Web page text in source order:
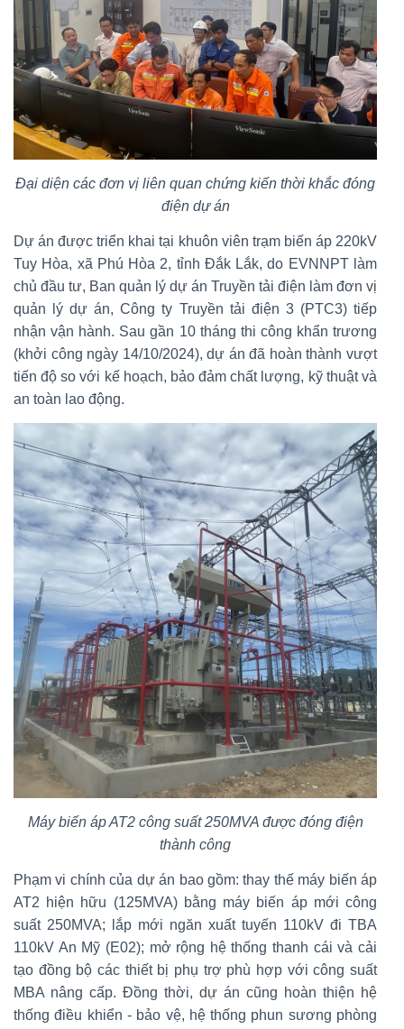
Đại diện các đơn vị liên quan chứng kiến thời khắc đóng
điện dự án
Dự án được triển khai tại khuôn viên trạm biến áp 220kV
Tuy Hòa, xã Phú Hòa 2, tỉnh Đắk Lắk, do EVNNPT làm
chủ đầu tư, Ban quản lý dự án Truyền tải điện làm đơn vị
quản lý dự án, Công ty Truyền tải điện 3 (PTC3) tiếp
nhận vận hành. Sau gần 10 tháng thi công khẩn trương
(khởi công ngày 14/10/2024), dự án đã hoàn thành vượt
tiến độ so với kế hoạch, bảo đảm chất lượng, kỹ thuật và
an toàn lao động.
Máy biến áp AT2 công suất 250MVA được đóng điện
thành công
Phạm vi chính của dự án bao gồm: thay thế máy biến áp
AT2 hiện hữu (125MVA) bằng máy biến áp mới công
suất 250MVA; lắp mới ngăn xuất tuyến 110kV đi TBA
110kV An Mỹ (E02); mở rộng hệ thống thanh cái và cải
tạo đồng bộ các thiết bị phụ trợ phù hợp với công suất
MBA nâng cấp. Đồng thời, dự án cũng hoàn thiện hệ
thống điều khiển - bảo vệ, hệ thống phun sương phòng